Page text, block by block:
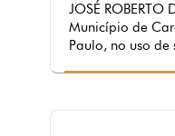
JOSÉ ROBERTO
Município de
Paulo, no uso